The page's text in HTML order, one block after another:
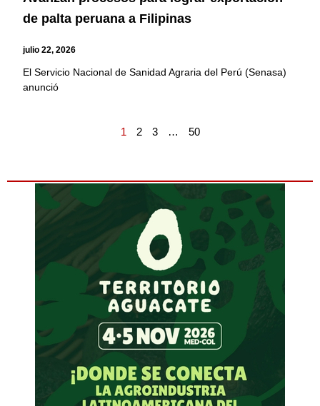
de palta peruana a Filipinas
julio 22, 2026
El Servicio Nacional de Sanidad Agraria del Perú (Senasa)
anunció
1 2 3 … 50